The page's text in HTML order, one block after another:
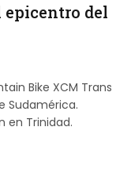
epicentro del
Bike XCM Trans
Sudamérica.
en Trinidad.